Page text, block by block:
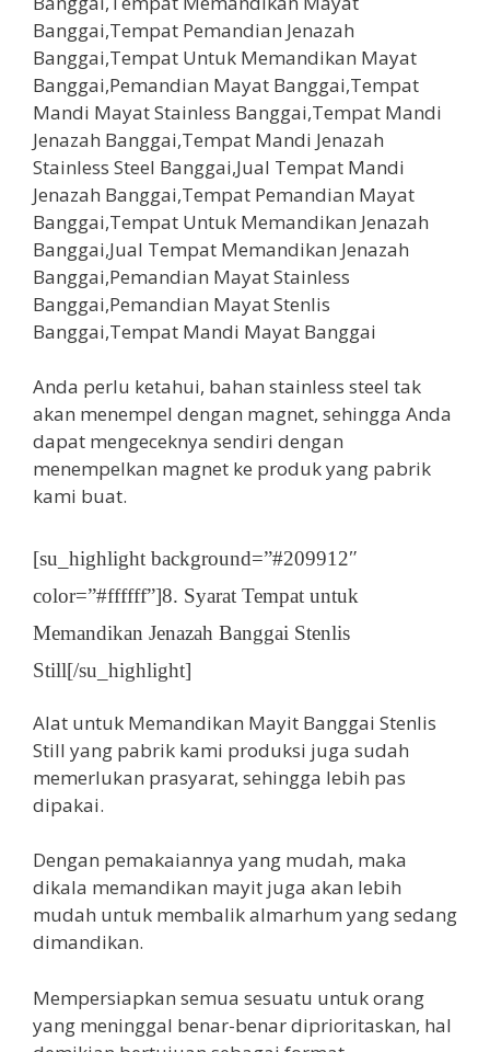
Anda perlu ketahui, bahan stainless steel tak
akan menempel dengan magnet, sehingga Anda
dapat mengeceknya sendiri dengan
menempelkan magnet ke produk yang pabrik
kami buat.
[su_highlight background=”#209912″
color=”#ffffff”]8. Syarat Tempat untuk
Memandikan Jenazah Banggai Stenlis
Still[/su_highlight]
Alat untuk Memandikan Mayit Banggai Stenlis
Still yang pabrik kami produksi juga sudah
memerlukan prasyarat, sehingga lebih pas
dipakai.
Dengan pemakaiannya yang mudah, maka
dikala memandikan mayit juga akan lebih
mudah untuk membalik almarhum yang sedang
dimandikan.
Mempersiapkan semua sesuatu untuk orang
yang meninggal benar-benar diprioritaskan, hal